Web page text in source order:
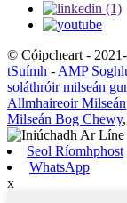
© Cóipcheart -
tSuímh - AMP
soláthróir milseán
Allmhaireoir Milseán
Milseán Bog Chewy,
Seol Ríomhphost
WhatsApp
x